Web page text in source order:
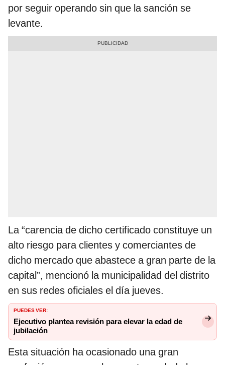
por seguir operando sin que la sanción se
levante.
La “carencia de dicho certificado constituye un
alto riesgo para clientes y comerciantes de
dicho mercado que abastece a gran parte de la
capital”, mencionó la municipalidad del distrito
en sus redes oficiales el día jueves.
PUEDES VER:
Ejecutivo plantea revisión para elevar la edad de
jubilación
Esta situación ha ocasionado una gran